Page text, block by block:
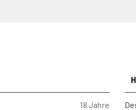
18 Jahre